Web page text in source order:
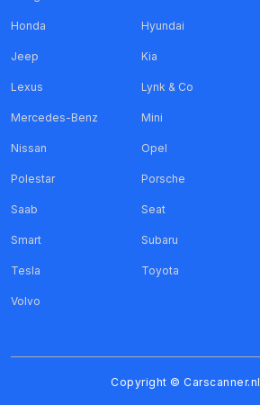
Honda Hyundai
Jeep Kia
Lexus Lynk & Co
Mercedes-Benz Mini
Nissan Opel
Polestar Porsche
Saab Seat
Smart Subaru
Tesla Toyota
Volvo
Copyright © Carscanner.nl